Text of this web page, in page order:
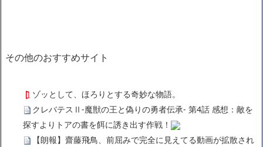
その他のおすすめサイト
ゾッとして、ほろりとする奇妙な物語。
クレバテスⅡ-魔獣の王と偽りの勇者伝承- 第4話 感想：敵を
探すよりトアの書を餌に誘き出す作戦！
【朗報】齋藤飛鳥、前屈みで完全に見えてる動画が拡散され